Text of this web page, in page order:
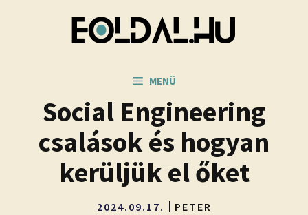
MENÜ
Social Engineering
csalások és hogyan
kerüljük el őket
2024.09.17. PETER